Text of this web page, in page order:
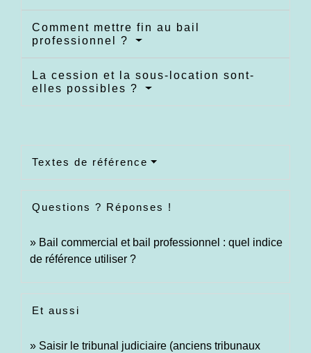
Comment mettre fin au bail
professionnel ?
La cession et la sous-location sont-
elles possibles ?
Textes de référence
Questions ? Réponses !
Bail commercial et bail professionnel : quel indice
de référence utiliser ?
Et aussi
Saisir le tribunal judiciaire (anciens tribunaux